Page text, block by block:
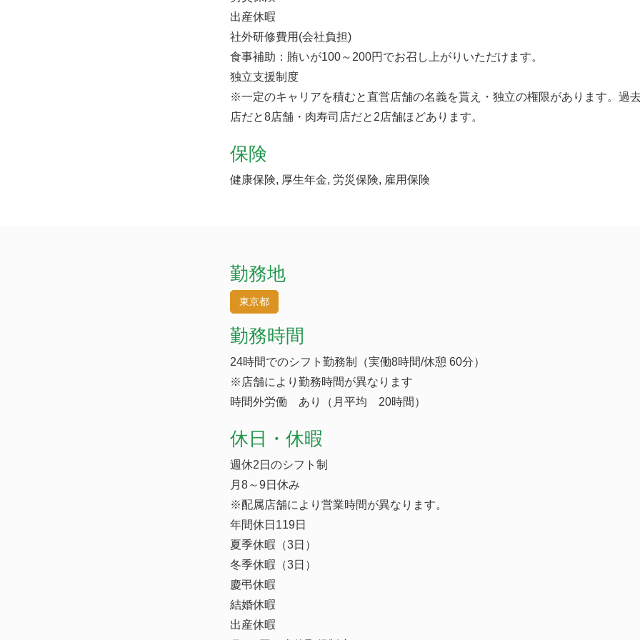
出産休暇
社外研修費用(会社負担)
食事補助：賄いが100～200円でお召し上がりいただけます。
独立支援制度
※一定のキャリアを積むと直営店舗の名義を貰え・独立の権限があります。過
店だと8店舗・肉寿司店だと2店舗ほどあります。
保険
健康保険, 厚生年金, 労災保険, 雇用保険
勤務地
東京都
勤務時間
24時間でのシフト勤務制（実働8時間/休憩 60分）
※店舗により勤務時間が異なります
時間外労働 あり（月平均 20時間）
休日・休暇
週休2日のシフト制
月8～9日休み
※配属店舗により営業時間が異なります。
年間休日119日
夏季休暇（3日）
冬季休暇（3日）
慶弔休暇
結婚休暇
出産休暇